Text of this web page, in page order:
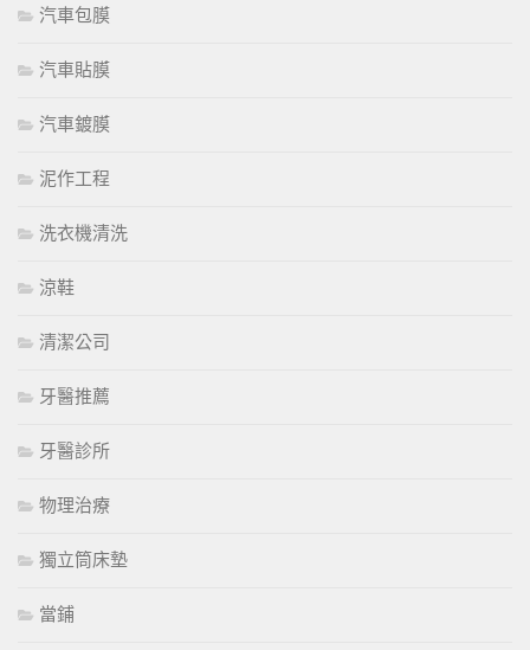
汽車包膜
汽車貼膜
汽車鍍膜
泥作工程
洗衣機清洗
涼鞋
清潔公司
牙醫推薦
牙醫診所
物理治療
獨立筒床墊
當鋪